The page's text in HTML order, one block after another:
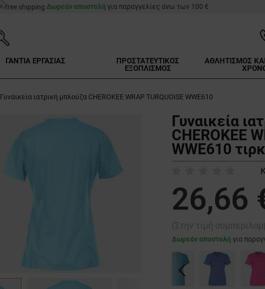
Δωρεάν αποστολή για παραγγελίες άνω των 100 €
ΓΑΝΤΙΑ ΕΡΓΑΣΙΑΣ
ΠΡΟΣΤΑΤΕΥΤΙΚΟΣ
ΕΞΟΠΛΙΣΜΟΣ
ΑΘΛΗΤΙΣΜΟΣ
Γυναικεία ιατρική μπλούζα CHEROKEE WRAP TURQUOISE WWE610
Γυναικεία
CHEROKEE
WWE610
26,66
Δωρεάν αποστολή για
Previous